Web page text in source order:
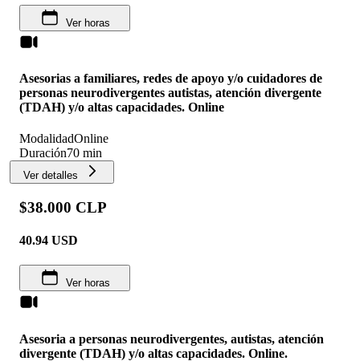
Ver horas
Asesorias a familiares, redes de apoyo y/o cuidadores de
personas neurodivergentes autistas, atención divergente
(TDAH) y/o altas capacidades. Online
ModalidadOnline
Duración70 min
Ver detalles
$38.000 CLP
40.94 USD
Ver horas
Asesoria a personas neurodivergentes, autistas, atención
divergente (TDAH) y/o altas capacidades. Online.